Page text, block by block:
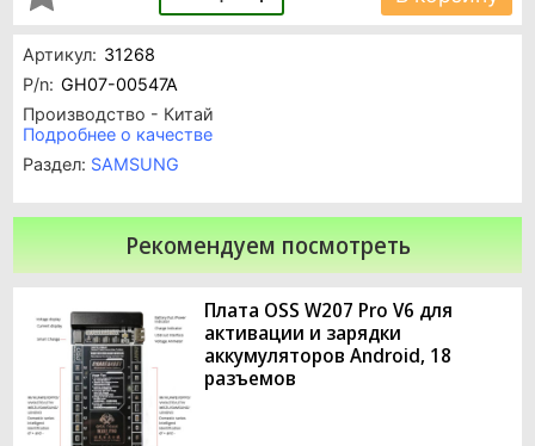
Артикул: 31268
P/n: GH07-00547A
Производство - Китай
Подробнее о качестве
Раздел: SAMSUNG
Рекомендуем посмотреть
Плата OSS W207 Pro V6 для
активации и зарядки
аккумуляторов Android, 18
разъемов